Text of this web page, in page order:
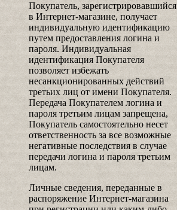
Покупатель, зарегистрировавшийся
в Интернет-магазине, получает
индивидуальную идентификацию
путем предоставления логина и
пароля. Индивидуальная
идентификация Покупателя
позволяет избежать
несанкционированных действий
третьих лиц от имени Покупателя.
Передача Покупателем логина и
пароля третьим лицам запрещена,
Покупатель самостоятельно несет
ответственность за все возможные
негативные последствия в случае
передачи логина и пароля третьим
лицам.
Личные сведения, переданные в
распоряжение Интернет-магазина